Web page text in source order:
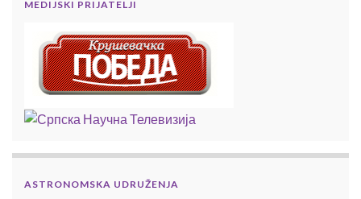
MEDIJSKI PRIJATELJI
ASTRONOMSKA UDRUŽENJA